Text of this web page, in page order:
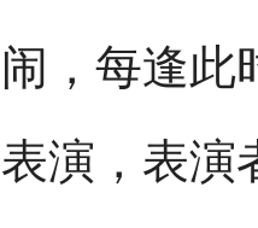
闹，每逢此
表演，表演